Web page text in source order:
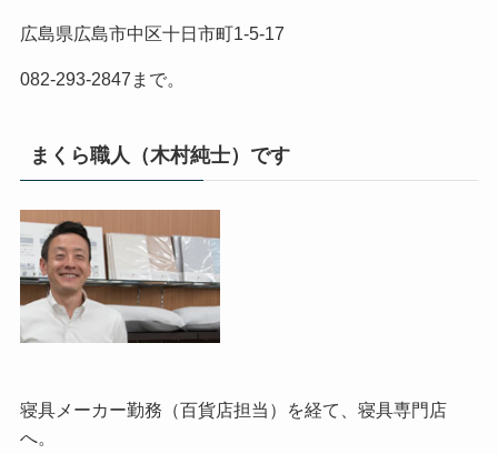
広島県広島市中区十日市町1-5-17
082-293-2847まで。
まくら職人（木村純士）です
寝具メーカー勤務（百貨店担当）を経て、寝具専門店
へ。